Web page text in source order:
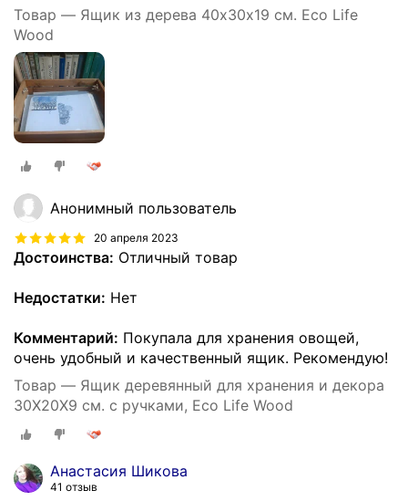
Товар — Ящик из дерева 40х30х19 см. Eco Life
Wood
Анонимный пользователь
20 апреля 2023
Достоинства: Отличный товар
Недостатки: Нет
Комментарий: Покупала для хранения овощей,
очень удобный и качественный ящик. Рекомендую!
Товар — Ящик деревянный для хранения и декора
30Х20Х9 см. с ручками, Eco Life Wood
Анастасия Шикова
41 отзыв